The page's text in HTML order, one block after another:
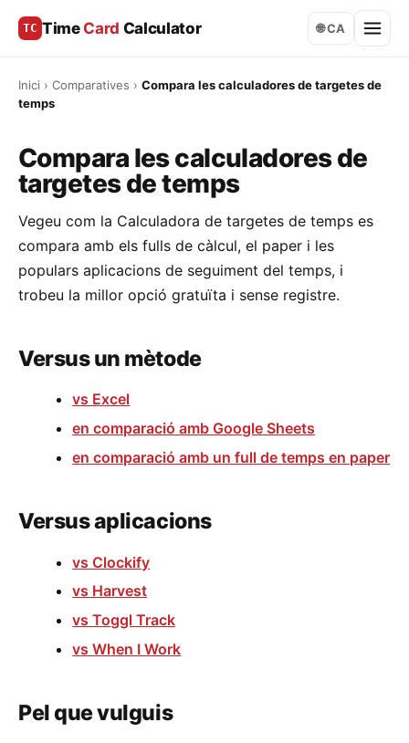
TC Time Card Calculator 🌐 CA
Inici › Comparatives › Compara les calculadores de targetes de
temps
Compara les calculadores de
targetes de temps
Vegeu com la Calculadora de targetes de temps es
compara amb els fulls de càlcul, el paper i les
populars aplicacions de seguiment del temps, i
trobeu la millor opció gratuïta i sense registre.
Versus un mètode
vs Excel
en comparació amb Google Sheets
en comparació amb un full de temps en paper
Versus aplicacions
vs Clockify
vs Harvest
vs Toggl Track
vs When I Work
Pel que vulguis